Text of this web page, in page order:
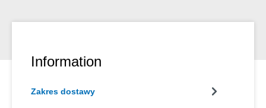
Information
Zakres dostawy